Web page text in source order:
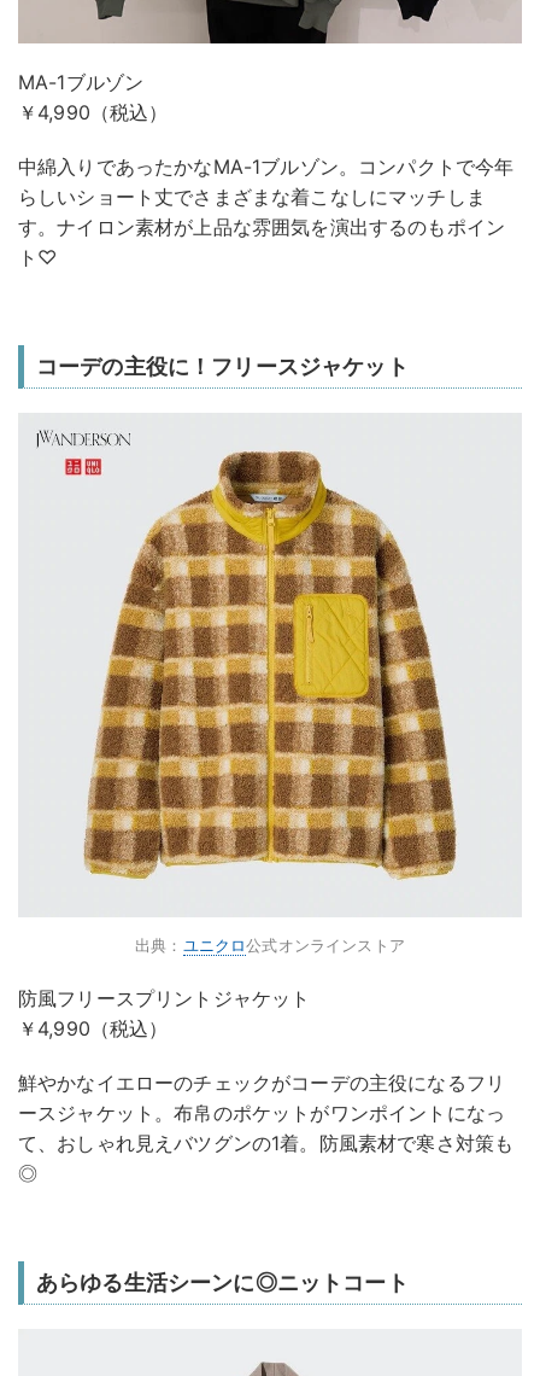
MA-1ブルゾン
￥4,990（税込）
中綿入りであったかなMA-1ブルゾン。コンパクトで今年
らしいショート丈でさまざまな着こなしにマッチしま
す。ナイロン素材が上品な雰囲気を演出するのもポイン
ト♡
コーデの主役に！フリースジャケット
出典： ユニクロ公式オンラインストア
防風フリースプリントジャケット
￥4,990（税込）
鮮やかなイエローのチェックがコーデの主役になるフリ
ースジャケット。布帛のポケットがワンポイントになっ
て、おしゃれ見えバツグンの1着。防風素材で寒さ対策も
◎
あらゆる生活シーンに◎ニットコート